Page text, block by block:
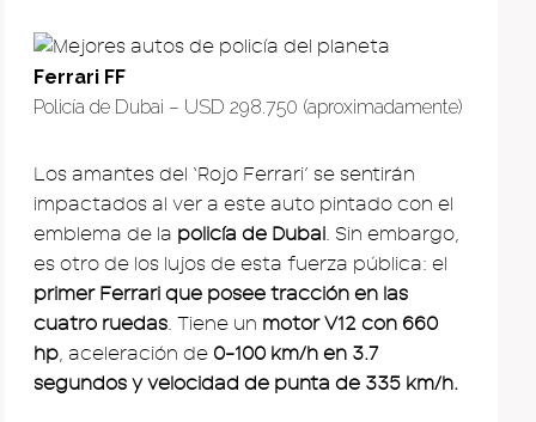
Ferrari FF
Policía de Dubai – USD 298.750 (aproximadamente)
Los amantes del ‘Rojo Ferrari’ se sentirán
impactados al ver a este auto pintado con el
emblema de la policía de Dubai. Sin embargo,
es otro de los lujos de esta fuerza pública: el
primer Ferrari que posee tracción en las
cuatro ruedas. Tiene un motor V12 con 660
hp, aceleración de 0-100 km/h en 3.7
segundos y velocidad de punta de 335 km/h.